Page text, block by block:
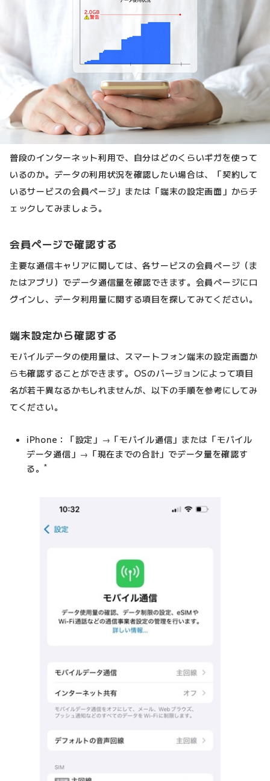
普段のインターネット利用で、自分はどのくらいギガを使って
いるのか。データの利用状況を確認したい場合は、「契約して
いるサービスの会員ページ」または「端末の設定画面」からチ
ェックしてみましょう。
会員ページで確認する
主要な通信キャリアに関しては、各サービスの会員ページ（ま
たはアプリ）でデータ通信量を確認できます。会員ページにロ
グインし、データ利用量に関する項目を探してみてください。
端末設定から確認する
モバイルデータの使用量は、スマートフォン端末の設定画面か
らも確認することができます。OSのバージョンによって項目
名が若干異なるかもしれませんが、以下の手順を参考にしてみ
てください。
iPhone：「設定」→「モバイル通信」または「モバイル
データ通信」→「現在までの合計」でデータ量を確認す
る。*